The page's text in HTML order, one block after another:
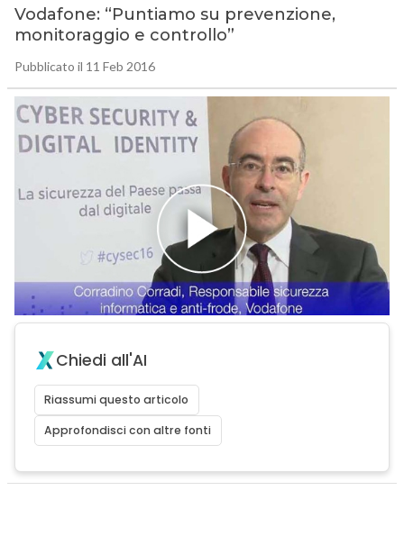
Vodafone: “Puntiamo su prevenzione,
monitoraggio e controllo”
Pubblicato il 11 Feb 2016
Chiedi all'AI
Riassumi questo articolo
Approfondisci con altre fonti